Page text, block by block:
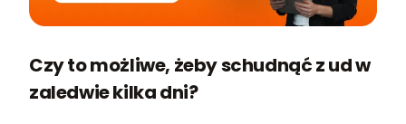
Czy to możliwe, żeby schudnąć z ud w
zaledwie kilka dni?